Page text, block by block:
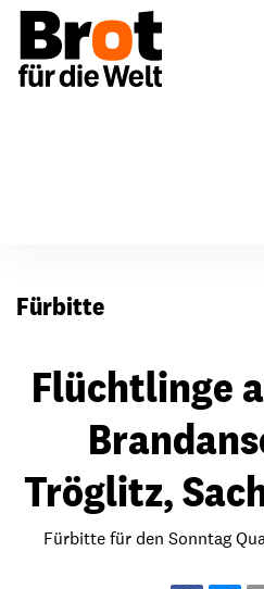
Fürbitte
Flüchtlinge
Tröglitz,
Fürbitte für den Sonntag